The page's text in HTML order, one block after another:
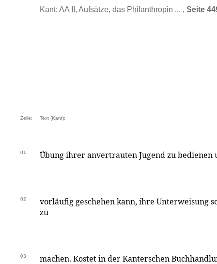
Kant: AA II, Aufsätze, das Philanthropin ... , Seite
Zeile: Text (Kant):
01 Übung ihrer anvertrauten Jugend zu bedienen
02
vorläufig geschehen kann, ihre Unterweisung
zu
03 machen. Kostet in der Kanterschen